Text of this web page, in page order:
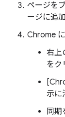
ページを
ージに追
Chrome
右上
をク
示に
同期